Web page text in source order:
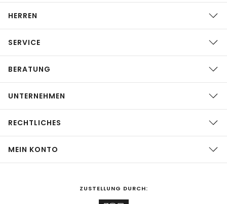
HERREN
SERVICE
BERATUNG
UNTERNEHMEN
RECHTLICHES
MEIN KONTO
ZUSTELLUNG DURCH: